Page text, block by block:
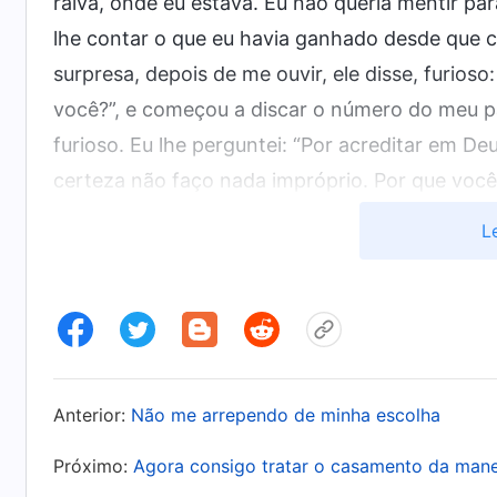
lhe contar o que eu havia ganhado desde que
surpresa, depois de me ouvir, ele disse,
você?”, e começou a discar o número do meu
furioso. Eu lhe perguntei: “Por acreditar em
certeza não faço nada impróprio. Por que
de forma tão imprudente. Mas ele apenas
“Minha fé em Deus é firme!”. Quando viu que
“Então vá embora! Você pode acreditar em
Anterior: Não me arrependo de minha escolha
Próximo: Agora consigo tratar o casamento da